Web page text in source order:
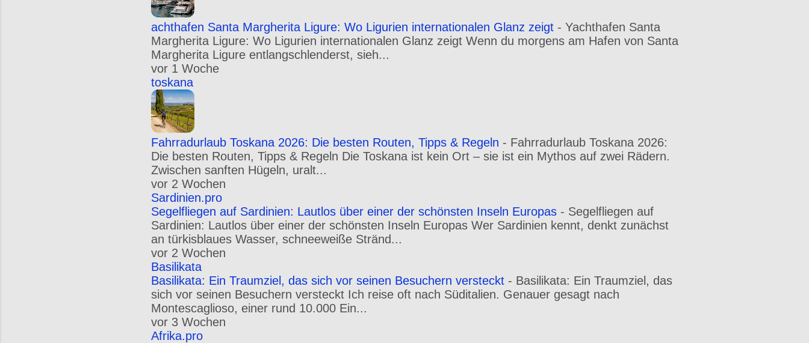
achthafen Santa Margherita Ligure: Wo Ligurien internationalen Glanz zeigt - Yachthafen Santa
Margherita Ligure: Wo Ligurien internationalen Glanz zeigt Wenn du morgens am Hafen von Santa
Margherita Ligure entlangschlenderst, sieh...
vor 1 Woche
toskana
Fahrradurlaub Toskana 2026: Die besten Routen, Tipps & Regeln - Fahrradurlaub Toskana 2026:
Die besten Routen, Tipps & Regeln Die Toskana ist kein Ort – sie ist ein Mythos auf zwei Rädern.
Zwischen sanften Hügeln, uralt...
vor 2 Wochen
Sardinien.pro
Segelfliegen auf Sardinien: Lautlos über einer der schönsten Inseln Europas - Segelfliegen auf
Sardinien: Lautlos über einer der schönsten Inseln Europas Wer Sardinien kennt, denkt zunächst
an türkisblaues Wasser, schneeweiße Stränd...
vor 2 Wochen
Basilikata
Basilikata: Ein Traumziel, das sich vor seinen Besuchern versteckt - Basilikata: Ein Traumziel, das
sich vor seinen Besuchern versteckt Ich reise oft nach Süditalien. Genauer gesagt nach
Montescaglioso, einer rund 10.000 Ein...
vor 3 Wochen
Afrika.pro